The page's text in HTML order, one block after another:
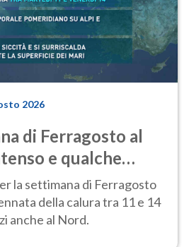
2026
di Ferragosto al
e qualche
la settimana di Ferragosto
della calura tra 11 e 14
anche al Nord.